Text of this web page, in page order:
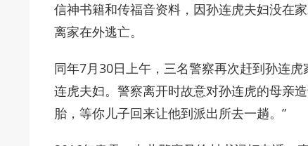
信神书籍和传福音资料，因孙连虎夫妇没在
离家在外逃亡。
同年7月30日上午，三名警察再次赶到孙连
连虎夫妇。警察离开时故意对孙连虎的母亲
胎，等你儿子回来让他到派出所去一趟。”